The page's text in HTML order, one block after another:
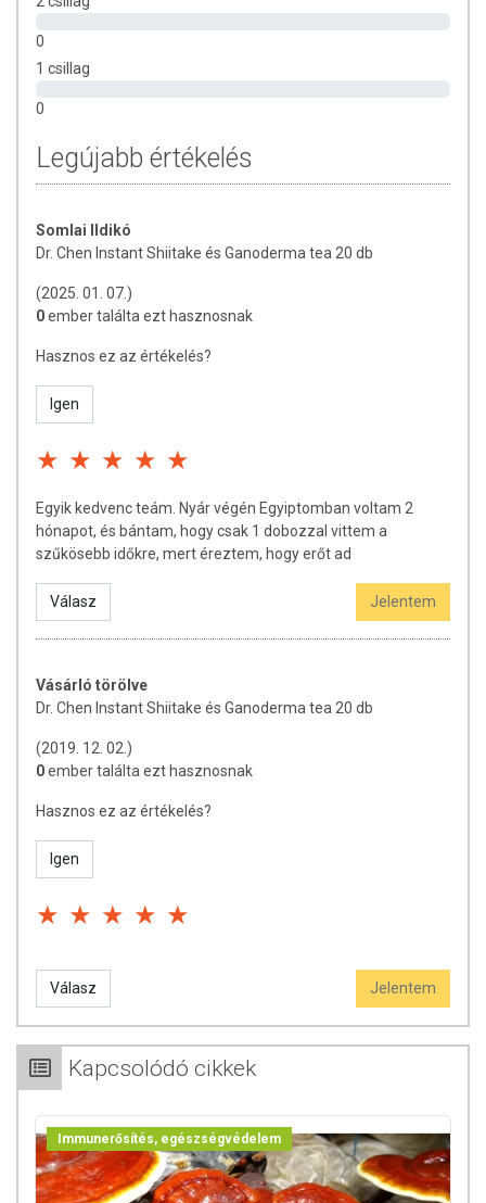
0
1 csillag
0
Legújabb értékelés
Somlai Ildikó
Dr. Chen Instant Shiitake és Ganoderma tea 20 db
(2025. 01. 07.)
0ember találta ezt hasznosnak
Hasznos ez az értékelés?
Igen
Egyik kedvenc teám. Nyár végén Egyiptomban voltam 2
hónapot, és bántam, hogy csak 1 dobozzal vittem a
szűkösebb időkre, mert éreztem, hogy erőt ad
Válasz Jelentem
Vásárló törölve
Dr. Chen Instant Shiitake és Ganoderma tea 20 db
(2019. 12. 02.)
0ember találta ezt hasznosnak
Hasznos ez az értékelés?
Igen
Válasz Jelentem
Kapcsolódó cikkek
Immunerősítés, egészségvédelem